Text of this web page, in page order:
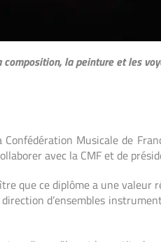
la peinture et les
Confédération Musicalede
avec la CMF et de
que ce diplôme a unevaleur
d’ensembles